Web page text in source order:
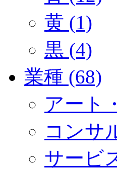
黄 (1)
黒 (4)
業種 (68)
アート
コンサ
サービ